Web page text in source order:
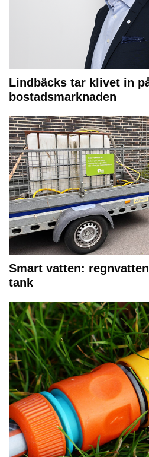
Lindbäcks tar klivet in
bostadsmarknaden
Smart vatten:
tank